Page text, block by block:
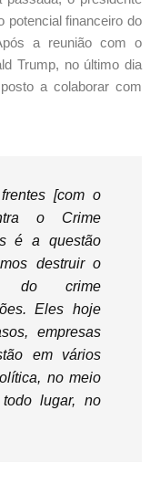
potencial financeiro do
a reunião com o
Trump, no último dia
a colaborar com
[com o
o Crime
é a questão
destruir o
do crime
Eles hoje
empresas
em vários
no meio
lugar, no